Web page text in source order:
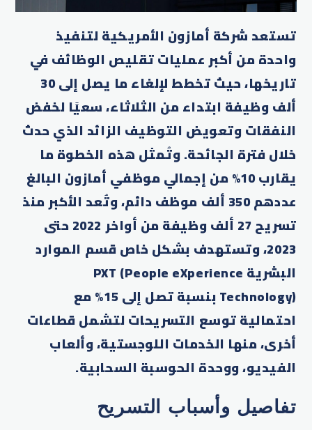
تستعد شركة أمازون الأمريكية لتنفيذ
واحدة من أكبر عمليات تقليص الوظائف في
تاريخها، حيث تخطط لإلغاء ما يصل إلى 30
ألف وظيفة ابتداء من الثلاثاء، سعيًا لخفض
النفقات وتعويض التوظيف الزائد الذي حدث
خلال فترة الجائحة. وتُمثل هذه الخطوة ما
يقارب 10% من إجمالي موظفي أمازون البالغ
عددهم 350 ألف موظف دائم، وتُعد الأكبر منذ
تسريح 27 ألف وظيفة من أواخر 2022 حتى
2023، وتستهدف بشكل خاص قسم الموارد
البشرية PXT (People eXperience
Technology) بنسبة تصل إلى 15% مع
احتمالية توسع التسريحات لتشمل قطاعات
أخرى، منها الخدمات اللوجستية، وألعاب
الفيديو، ووحدة الحوسبة السحابية.​
تفاصيل وأسباب التسريح